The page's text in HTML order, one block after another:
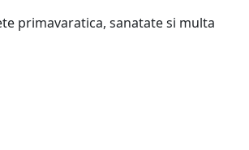
primavaratica, sanatate si multa